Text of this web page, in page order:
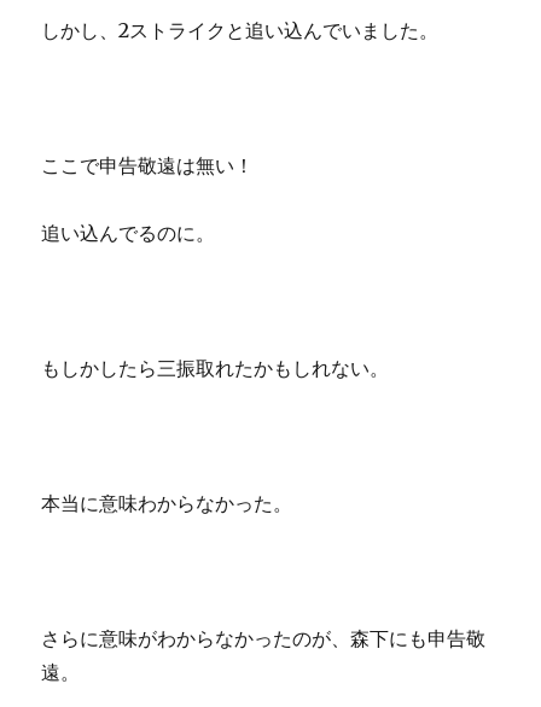
しかし、2ストライクと追い込んでいました。
ここで申告敬遠は無い！
追い込んでるのに。
もしかしたら三振取れたかもしれない。
本当に意味わからなかった。
さらに意味がわからなかったのが、森下にも申告敬
遠。